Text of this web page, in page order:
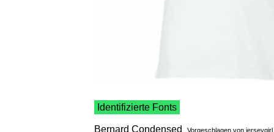
Identifizierte Fonts
Bernard Condensed Vorgeschlagen von jerseygirl